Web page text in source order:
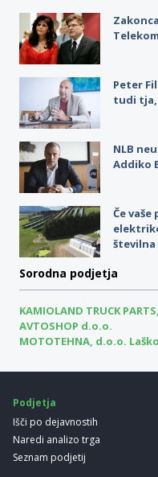
Peter
tudi tja,
NLB
Addiko
Če
Sorodna podjetja
KAMIOLAND TRUCK
AVTOSHOP d.o.o.
MOTOTEHNA, d.o.o.
Podjetja
Išči po dejavnostih
Naredi analizo trga
Seznam podjetij